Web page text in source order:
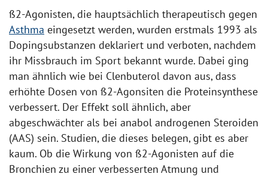
ß2-Agonisten, die hauptsächlich therapeutisch gegen
Asthma eingesetzt werden, wurden erstmals 1993 als
Dopingsubstanzen deklariert und verboten, nachdem
ihr Missbrauch im Sport bekannt wurde. Dabei ging
man ähnlich wie bei Clenbuterol davon aus, dass
erhöhte Dosen von ß2-Agonsiten die Proteinsynthese
verbessert. Der Effekt soll ähnlich, aber
abgeschwächter als bei anabol androgenen Steroiden
(AAS) sein. Studien, die dieses belegen, gibt es aber
kaum. Ob die Wirkung von ß2-Agonisten auf die
Bronchien zu einer verbesserten Atmung und